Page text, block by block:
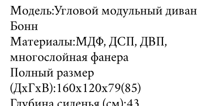
Модель:Угловой модульный диван
Бонн
Материалы:МДФ, ДСП, ДВП,
многослойная фанера
Полный размер
(ДхГхВ):160х120х79(85)